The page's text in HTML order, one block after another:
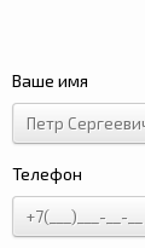
Ваше имя
Телефон